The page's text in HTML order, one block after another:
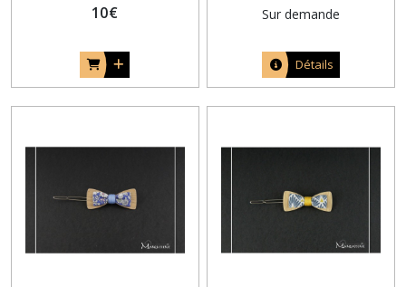
10€ Sur demande
Détails